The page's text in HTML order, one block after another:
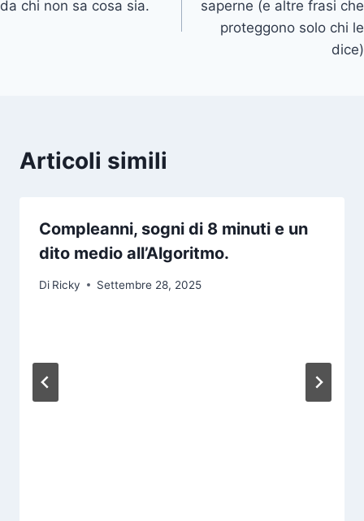
da chi non sa cosa sia.
saperne (e altre frasi che
proteggono solo chi le
dice)
Articoli simili
Compleanni, sogni di 8 minuti e un
dito medio all’Algoritmo.
Di Ricky Settembre 28, 2025